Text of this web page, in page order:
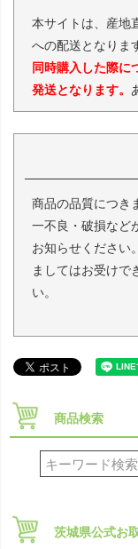
本サイトは、産地
への配送となりま
同時購入した際に
発送となります。
商品の品質につき
一不良・破損など
お知らせください
ましてはお受けで
い。
商品検索
茨城県公式お